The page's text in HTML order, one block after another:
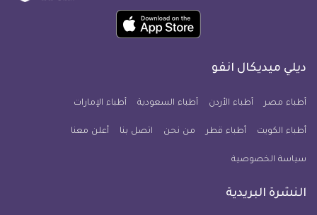
فيسبوكتويتر
ميديكال
يوتيوب
ميديكال
انفو
ميديكال
انفو
ميديكال
انفو
حمل
تطبيق
معلومة
للآيفون
ديلي ميديكال انفو
أطباء مصر أطباء الأردن أطباء السعودية أطباء الإمارات
أطباء الكويت أطباء قطر من نحن اتصل بنا أعلن معنا
سياسة الخصوصية
النشرة البريدية